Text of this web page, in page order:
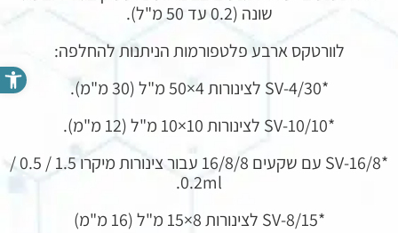
שונה (0.2 עד 50 מ"ל).
לוורטקס ארבע פלטפורמות הניתנות להחלפה:
*SV-4/30 לצינורות 4×50 מ"ל (30 מ"מ).
*SV-10/10 לצינורות 10×10 מ"ל (12 מ"מ).
*SV-16/8 עם שקעים 16/8/8 עבור צינורות מיקרו 1.5 / 0.5 /
0.2ml.
*SV-8/15 לצינורות 8×15 מ"ל (16 מ"מ)
פתח סרגל נגישות